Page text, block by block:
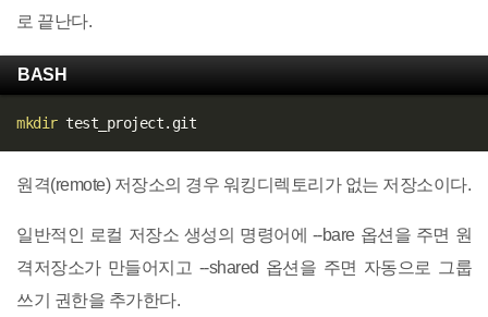
로 끝난다.
BASH
mkdir
원격(remote) 저장소의 경우 워킹디렉토리가 없는 저장소이다.
일반적인 로컬 저장소 생성의 명령어에 --bare 옵션을 주면 원
격저장소가 만들어지고 --shared 옵션을 주면 자동으로 그룹
쓰기 권한을 추가한다.